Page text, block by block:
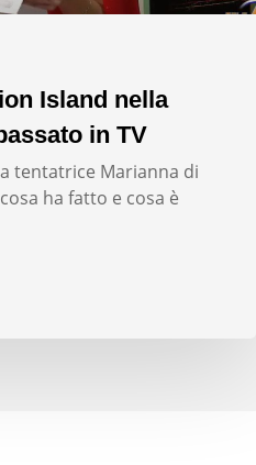
Island nella
in TV
tentatrice Marianna di
ha fatto e cosa è